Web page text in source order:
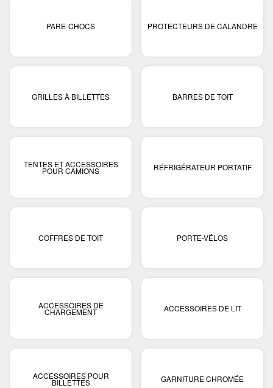
PARE-CHOCS PROTECTEURS DE CALANDRE
GRILLES À BILLETTES BARRES DE TOIT
TENTES ET ACCESSOIRES
POUR CAMIONS RÉFRIGÉRATEUR PORTATIF
COFFRES DE TOIT PORTE-VÉLOS
ACCESSOIRES DE
CHARGEMENT ACCESSOIRES DE LIT
ACCESSOIRES POUR
BILLETTES GARNITURE CHROMÉE